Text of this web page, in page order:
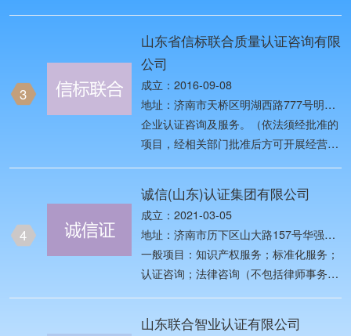
（CQC）与原中国检验认证集团
（CCIC）等机构进行重组改革，以做优
做强CQC和CCIC两个品牌 。
3
山东省信标联合质量认证咨询有限
公司
成立：2016-09-08
地址：济南市天桥区明湖西路777号明湖
广场1号楼1217室
企业认证咨询及服务。（依法须经批准的
项目，经相关部门批准后方可开展经营活
4
诚信(山东)认证集团有限公司
成立：2021-03-05
地址：济南市历下区山大路157号华强国
际广场E栋2601-02
一般项目：知识产权服务；标准化服务；
认证咨询；法律咨询（不包括律师事务所
划；品牌管理；企业信用调查和评估；社
山东联合智业认证有限公司